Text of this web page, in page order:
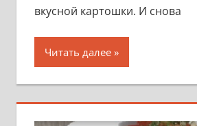
вкусной картошки. И снова
Читать далее